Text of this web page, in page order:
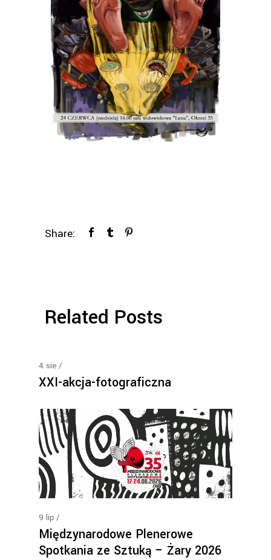
Share:
Related Posts
4 sie
XXI-akcja-fotograficzna
9 lip
Międzynarodowe Plenerowe
Spotkania ze Sztuką – Żary 2026